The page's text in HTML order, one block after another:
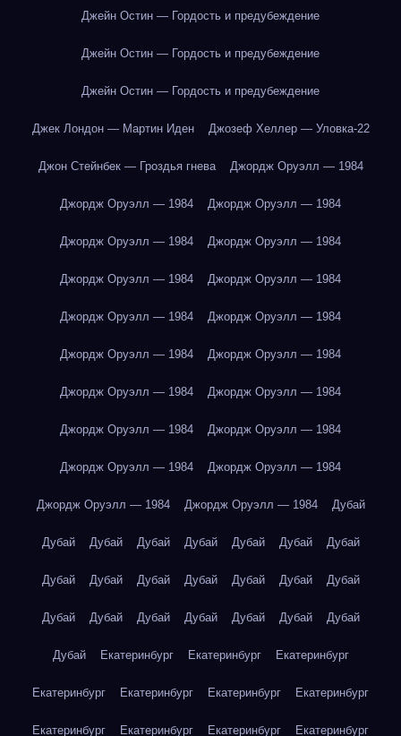
Джейн Остин — Гордость и предубеждение
Джейн Остин — Гордость и предубеждение
Джейн Остин — Гордость и предубеждение
Джек Лондон — Мартин Иден Джозеф Хеллер — Уловка-22
Джон Стейнбек — Гроздья гнева Джордж Оруэлл — 1984
Джордж Оруэлл — 1984 Джордж Оруэлл — 1984
Джордж Оруэлл — 1984 Джордж Оруэлл — 1984
Джордж Оруэлл — 1984 Джордж Оруэлл — 1984
Джордж Оруэлл — 1984 Джордж Оруэлл — 1984
Джордж Оруэлл — 1984 Джордж Оруэлл — 1984
Джордж Оруэлл — 1984 Джордж Оруэлл — 1984
Джордж Оруэлл — 1984 Джордж Оруэлл — 1984
Джордж Оруэлл — 1984 Джордж Оруэлл — 1984
Джордж Оруэлл — 1984 Джордж Оруэлл — 1984 Дубай
Дубай Дубай Дубай Дубай Дубай Дубай Дубай
Дубай Дубай Дубай Дубай Дубай Дубай Дубай
Дубай Дубай Дубай Дубай Дубай Дубай Дубай
Дубай Екатеринбург Екатеринбург Екатеринбург
Екатеринбург Екатеринбург Екатеринбург Екатеринбург
Екатеринбург Екатеринбург Екатеринбург Екатеринбург